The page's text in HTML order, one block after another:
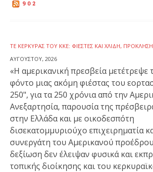
902
ΤΕ ΚΈΡΚΥΡΑΣ ΤΟΥ ΚΚΕ: ΦΙΈΣΤΕΣ ΚΑΙ ΧΛΙΔΉ,
ΑΥΓΟΎΣΤΟΥ, 2026
«Η αμερικανική πρεσβεία μετέτρεψε
φόντο μιας ακόμη φιέστας του
250", για τα 250 χρόνια από την
Ανεξαρτησία, παρουσία της
στην Ελλάδα και με οικοδεσπότη
δισεκατομμυριούχο επιχειρηματία
συνεργάτη του Αμερικανού
δεξίωση δεν έλειψαν φυσικά και
τοπικής διοίκησης και του